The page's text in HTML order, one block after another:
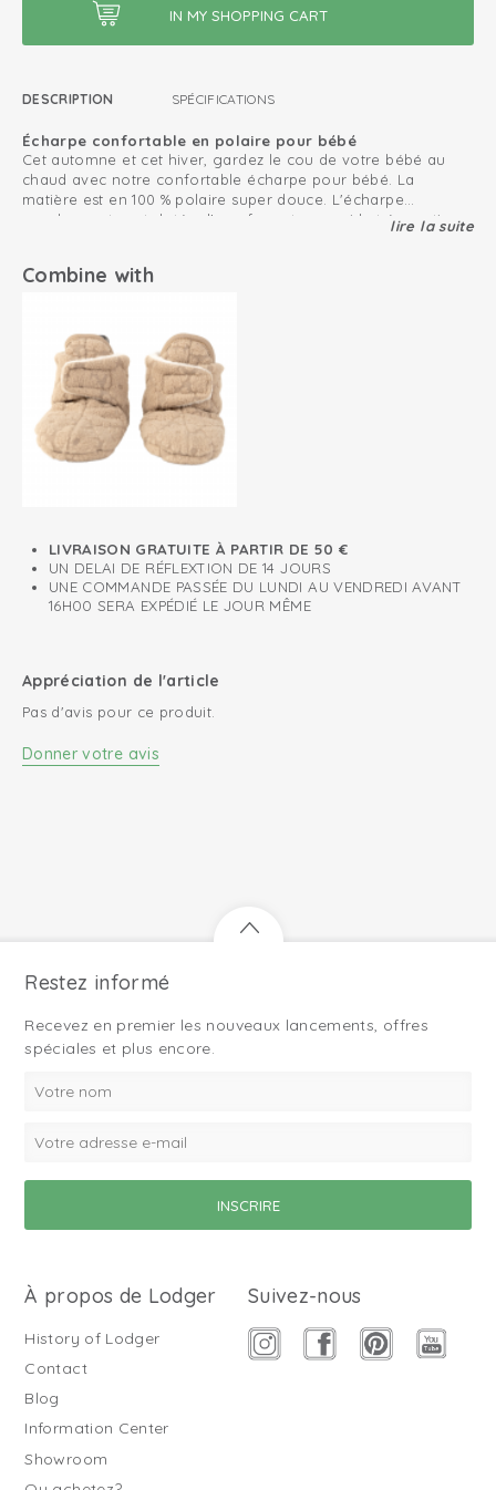
DESCRIPTION SPÉCIFICATIONS
Écharpe confortable en polaire pour bébé
Cet automne et cet hiver, gardez le cou de votre bébé au
chaud avec notre confortable écharpe pour bébé. La
matière est en 100 % polaire super douce. L'écharpe
enveloppante est dotée d'une fermeture rapide très pratique
Combinez l'écharpe pour bébé avec n'importe quelle couleur
Notre écharpe à rabat peut être combinée avec des bonnets,
Polair Sherpa ultra doux
lire la suite
Combine with
LIVRAISON GRATUITE À PARTIR DE 50 €
UN DELAI DE RÉFLEXTION DE 14 JOURS
UNE COMMANDE PASSÉE DU LUNDI AU VENDREDI AVANT
16H00 SERA EXPÉDIÉ LE JOUR MÊME
Appréciation de l'article
Pas d'avis pour ce produit.
Donner votre avis
Restez informé
Recevez en premier les nouveaux lancements, offres
spéciales et plus encore.
À propos de Lodger
History of Lodger
Contact
Blog
Information Center
Showroom
Suivez-nous